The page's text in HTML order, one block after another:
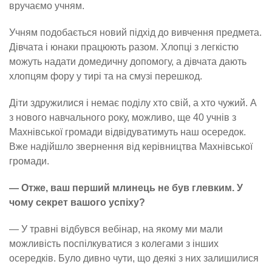
вручаємо учням.
Учням подобається новий підхід до вивчення предмета.
Дівчата і юнаки працюють разом. Хлопці з легкістю
можуть надати домедичну допомогу, а дівчата дають
хлопцям фору у тирі та на смузі перешкод.
Діти здружилися і немає поділу хто свій, а хто чужий. А
з нового навчального року, можливо, ще 40 учнів з
Махнівської громади відвідуватимуть наш осередок.
Вже надійшло звернення від керівництва Махнівської
громади.
— Отже, ваш перший млинець не був глевким. У
чому секрет вашого успіху?
— У травні відбувся вебінар, на якому ми мали
можливість поспілкуватися з колегами з інших
осередків. Було дивно чути, що деякі з них залишилися